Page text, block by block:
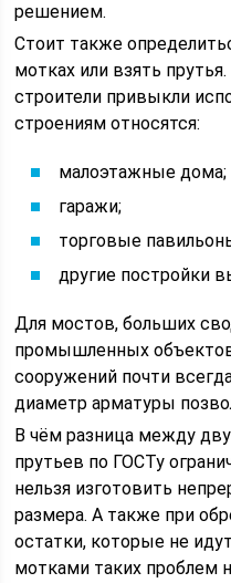
решением.
Стоит также
мотках или взять
строители привыкли
строениям относятся:
малоэтажные дома;
гаражи;
торговые
другие постройки
Для мостов, больших
промышленных
сооружений почти
диаметр арматуры
В чём разница между
прутьев по ГОСТу
нельзя изготовить
размера. А также при
остатки, которые не
мотками таких проблем